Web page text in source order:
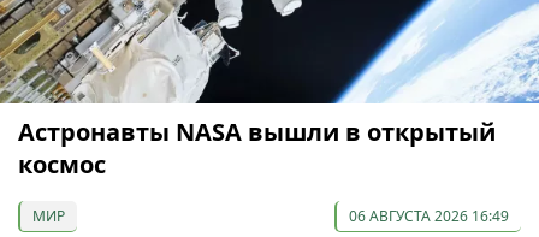
Астронавты NASA вышли в открытый
космос
МИР 06 АВГУСТА 2026 16:49